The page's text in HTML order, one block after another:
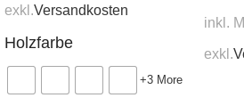
exkl.Versandkosten
Holzfarbe
+3 More
inkl.
exkl.